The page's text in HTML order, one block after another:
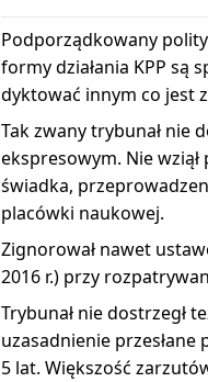
Podporządkowany
formy działania KPP są
dyktować innym co jest
Tak zwany trybunał nie
ekspresowym. Nie
świadka,
placówki naukowej.
Zignorował nawet
2016 r.) przy
Trybunał nie dostrzegł
uzasadnienie
5 lat. Większość